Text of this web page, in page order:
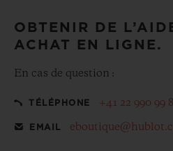
OBTENIR DE
ACHAT EN LIGNE.
En cas de question :
TÉLÉPHONE +41 22 990 99
EMAIL